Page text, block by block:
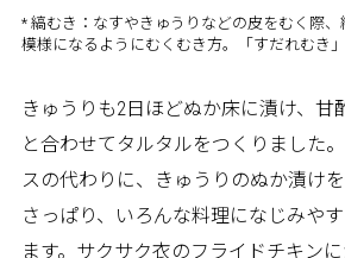
* 縞むき：なすやきゅうりなどの皮をむく際
模様になるようにむくむき方。「すだれむき」
きゅうりも2日ほどぬか床に漬け、甘
と合わせてタルタルをつくりました
スの代わりに、きゅうりのぬか漬け
さっぱり、いろんな料理になじみや
ます。サクサク衣のフライドチキン